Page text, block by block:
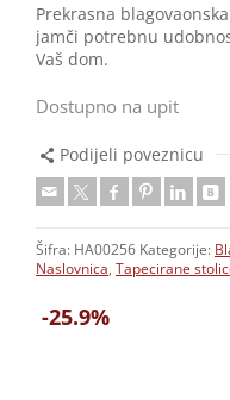
-25.9%
Prekrasna
jamči potrebnu
Vaš dom.
Dostupno na upit
Podijeli poveznicu
Šifra: HA00256 Kategorije:
Naslovnica Tapecirane